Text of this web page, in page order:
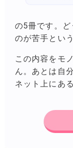
の5冊です。
のが苦手とい
この内容をモ
ん。あとは自
ネット上にあ